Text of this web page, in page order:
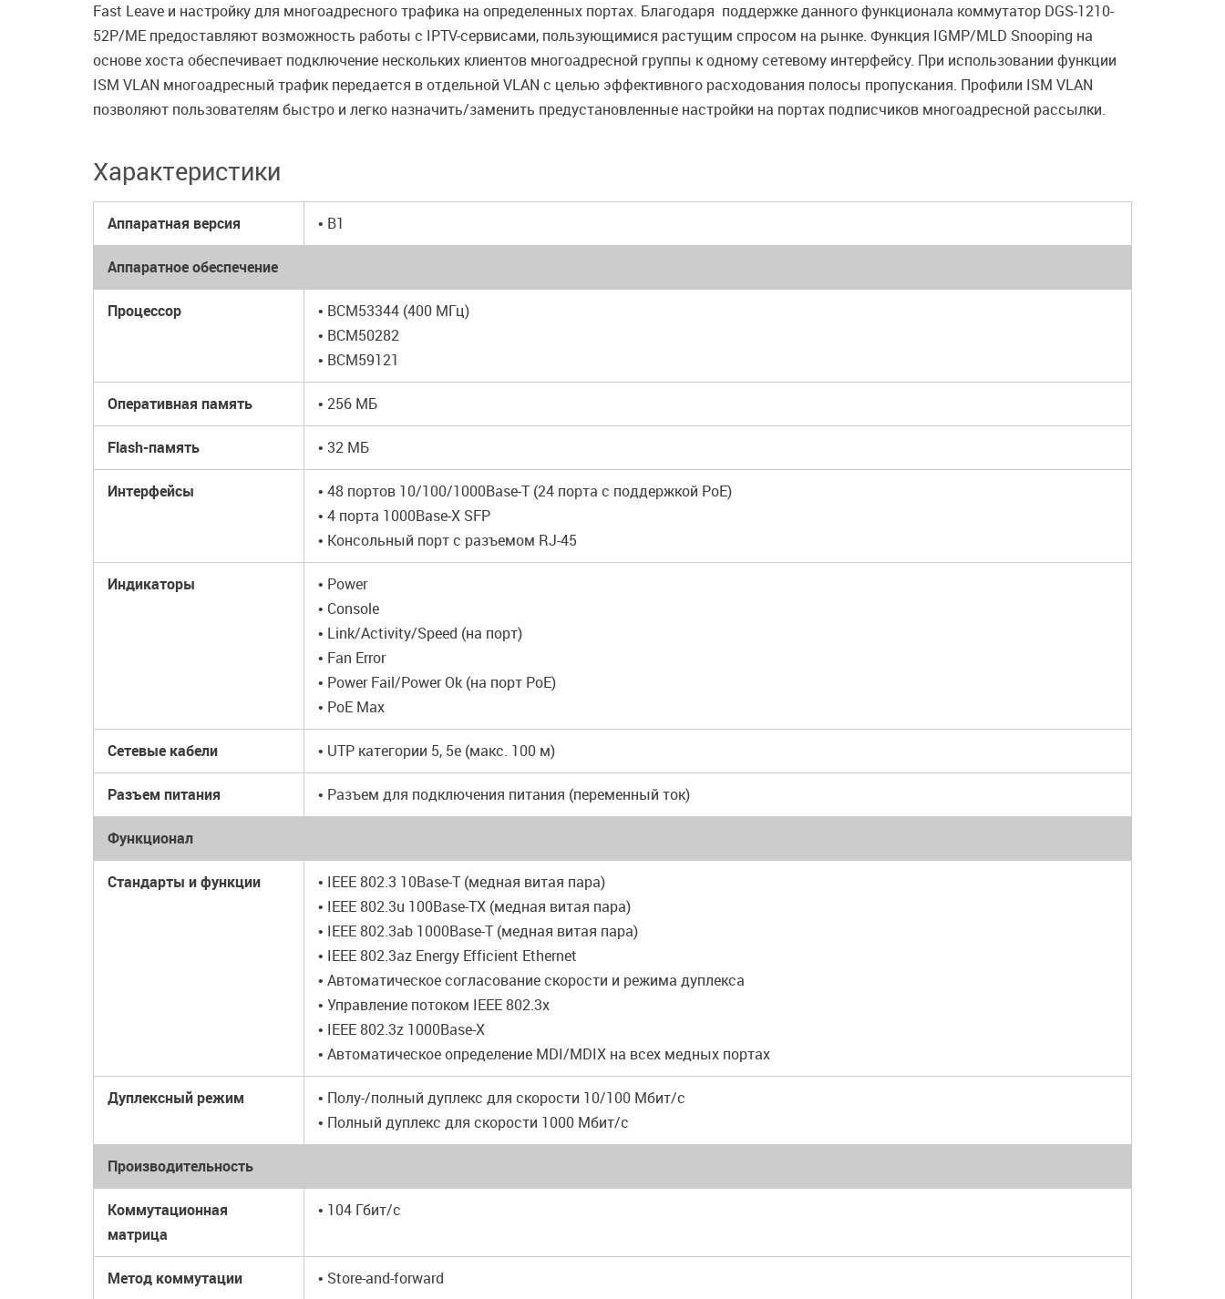
Fast Leave и настройку для многоадресного трафика на определенных портах. Благодаря поддержке данного функционала коммутатор DGS-1210-
52P/ME предоставляют возможность работы с IPTV-сервисами, пользующимися растущим спросом на рынке. Функция IGMP/MLD Snooping на
основе хоста обеспечивает подключение нескольких клиентов многоадресной группы к одному сетевому интерфейсу. При использовании функции
ISM VLAN многоадресный трафик передается в отдельной VLAN с целью эффективного расходования полосы пропускания. Профили ISM VLAN
позволяют пользователям быстро и легко назначить/заменить предустановленные настройки на портах подписчиков многоадресной рассылки.
Характеристики
Аппаратная версия • B1
Аппаратное обеспечение
Процессор
• BCM53344 (400 МГц)
• BCM50282
• BCM59121
Оперативная память • 256 МБ
Flash-память • 32 МБ
Интерфейсы
• 48 портов 10/100/1000Base-T (24 порта с поддержкой PoE)
• 4 порта 1000Base-X SFP
• Консольный порт с разъемом RJ-45
Индикаторы
• Power
• Console
• Link/Activity/Speed (на порт)
• Fan Error
• Power Fail/Power Ok (на порт PoE)
• PoE Max
Сетевые кабели • UTP категории 5, 5e (макс. 100 м)
Разъем питания • Разъем для подключения питания (переменный ток)
Функционал
Стандарты и функции
• IEEE 802.3 10Base-T (медная витая пара)
• IEEE 802.3u 100Base-TX (медная витая пара)
• IEEE 802.3ab 1000Base-T (медная витая пара)
• IEEE 802.3az Energy Efficient Ethernet
• Автоматическое согласование скорости и режима дуплекса
• Управление потоком IEEE 802.3x
• IEEE 802.3z 1000Base-X
• Автоматическое определение MDI/MDIX на всех медных портах
Дуплексный режим
• Полу-/полный дуплекс для скорости 10/100 Мбит/с
• Полный дуплекс для скорости 1000 Мбит/с
Производительность
Коммутационная
матрица
• 104 Гбит/с
Метод коммутации • Store-and-forward